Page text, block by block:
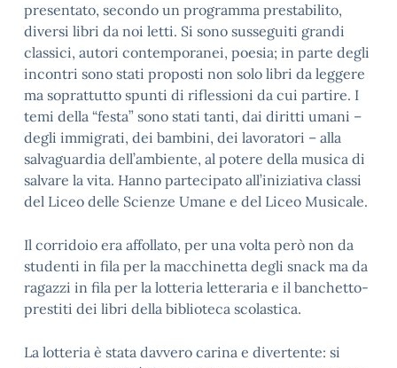
presentato, secondo un programma prestabilito,
diversi libri da noi letti. Si sono susseguiti grandi
classici, autori contemporanei, poesia; in parte degli
incontri sono stati proposti non solo libri da leggere
ma soprattutto spunti di riflessioni da cui partire. I
temi della “festa” sono stati tanti, dai diritti umani –
degli immigrati, dei bambini, dei lavoratori – alla
salvaguardia dell’ambiente, al potere della musica di
salvare la vita. Hanno partecipato all’iniziativa classi
del Liceo delle Scienze Umane e del Liceo Musicale.
Il corridoio era affollato, per una volta però non da
studenti in fila per la macchinetta degli snack ma da
ragazzi in fila per la lotteria letteraria e il banchetto-
prestiti dei libri della biblioteca scolastica.
La lotteria è stata davvero carina e divertente: si